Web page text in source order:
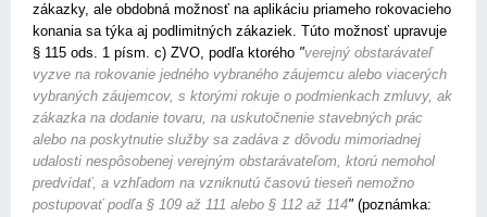
zákazky, ale obdobná možnosť na aplikáciu priameho rokovacieho
konania sa týka aj podlimitných zákaziek. Túto možnosť upravuje
§ 115 ods. 1 písm. c) ZVO, podľa ktorého "verejný obstarávateľ
vyzve na rokovanie jedného vybraného záujemcu alebo viacerých
vybraných záujemcov, s ktorými rokuje o podmienkach zmluvy, ak
zákazka na dodanie tovaru, na uskutočnenie stavebných prác
alebo na poskytnutie služby sa zadáva z dôvodu mimoriadnej
udalosti nespôsobenej verejným obstarávateľom, ktorú nemohol
predvídať, a vzhľadom na vzniknutú časovú tieseň nemožno
postupovať podľa § 109 až 111 alebo § 112 až 114" (poznámka: